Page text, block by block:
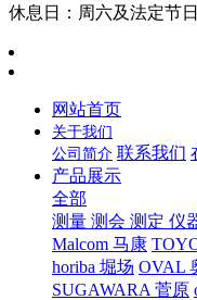
休息日：周六及法定节日
网站首页
关于我们
公司简介 联系我们
产品展示
全部
测量 测会 测定 仪
Malcom 马康
horiba 堀场 OVAL
SUGAWARA 菅原